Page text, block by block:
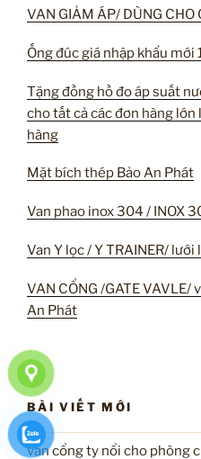
VAN GIẢM ÁP/ DÙNG CHO
Ống đúc giá nhập khẩu mới
Tặng đồng hồ đo áp suất
cho tất cả các đơn hàng lớn
hàng
Mặt bích thép Bảo An Phát
Van phao inox 304 / INOX
Van Y lọc / Y TRAINER/ lưới
VAN CỔNG /GATE VAVLE/
An Phát
BÀI VIẾT MỚI
van cổng ty nổi cho phòng